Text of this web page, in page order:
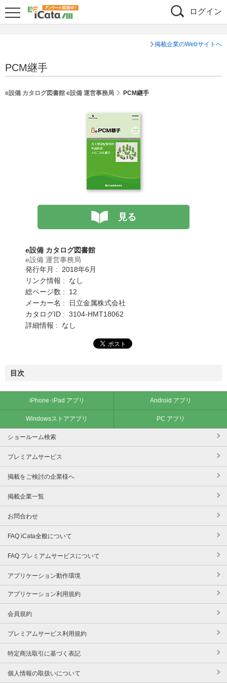
ログイン
掲載企業のWebサイトへ
PCM継手
e設備 カタログ図書館 e設備 運営事務局 PCM継手
見る
e設備 カタログ図書館
e設備 運営事務局
発行年月 : 2018年6月
リンク情報 : なし
総ページ数 : 12
メーカー名 : 日立金属株式会社
カタログID : 3104-HMT18062
詳細情報 : なし
目次
iPhone･iPad アプリ Android アプリ
Windowsストアアプリ PC アプリ
ショールーム検索
プレミアムサービス
掲載をご検討の企業様へ
掲載企業一覧
お問合わせ
FAQ iCata全般について
FAQ プレミアムサービスについて
アプリケーション動作環境
アプリケーション利用規約
会員規約
プレミアムサービス利用規約
特定商法取引に基づく表記
個人情報の取扱いについて